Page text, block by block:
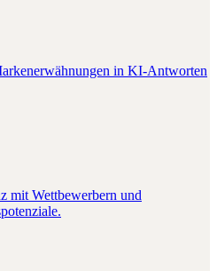
in KI-Antworten
mit Wettbewerbern und